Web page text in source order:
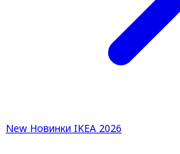
New Новинки IKEA 2026